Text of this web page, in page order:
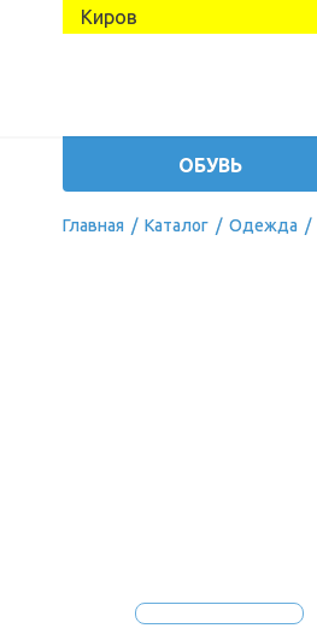
Киров
ОБУВЬ
Главная / Каталог / Одежда /